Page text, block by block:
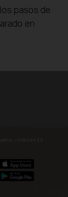
pasos de
en
y Android 4.3 o